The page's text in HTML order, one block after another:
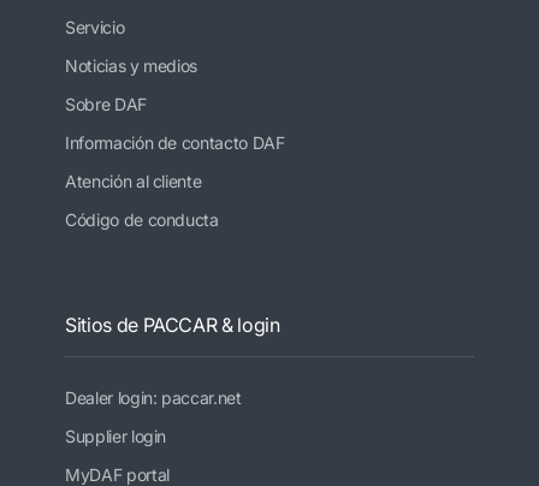
Servicio
Noticias y medios
Sobre DAF
Información de contacto DAF
Atención al cliente
Código de conducta
Sitios de PACCAR & login
Dealer login: paccar.net
Supplier login
MyDAF portal